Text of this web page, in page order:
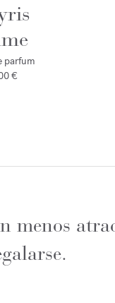
parfum
€
menos